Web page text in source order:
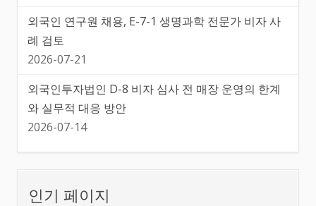
외국인 연구원 채용, E-7-1 생명과학 전문가 비자 사
례 검토
2026-07-21
외국인투자법인 D-8 비자 심사 전 매장 운영의 한계
와 실무적 대응 방안
2026-07-14
인기 페이지